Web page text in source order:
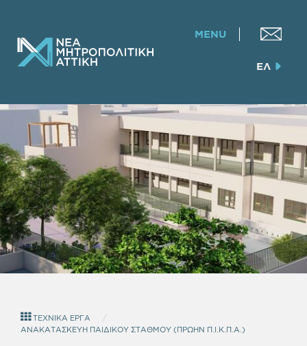
MENU
ΕΛ
ΤΕΧΝΙΚΑ ΕΡΓΑ
ΑΝΑΚΑΤΑΣΚΕΥΗ ΠΑΙΔΙΚΟΥ ΣΤΑΘΜΟΥ (ΠΡΩΗΝ Π.Ι.Κ.Π.Α.)